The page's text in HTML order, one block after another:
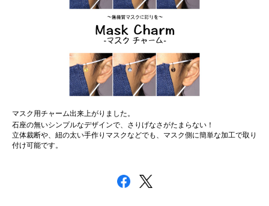
マスク用チャーム出来上がりました。
石座の無いシンプルなデザインで、さりげなさがたまらない！
立体裁断や、紐の太い手作りマスクなどでも、マスク側に簡単な加工で取り
付け可能です。